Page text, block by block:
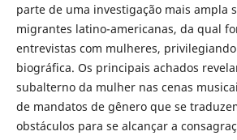
parte de uma investigação mais ampla
migrantes latino-americanas, da qual
entrevistas com mulheres,
biográfica. Os principais achados
subalterno da mulher nas cenas
de mandatos de gênero que se
obstáculos para se alcançar a